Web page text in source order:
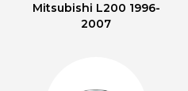
Mitsubishi L200 1996-
2007